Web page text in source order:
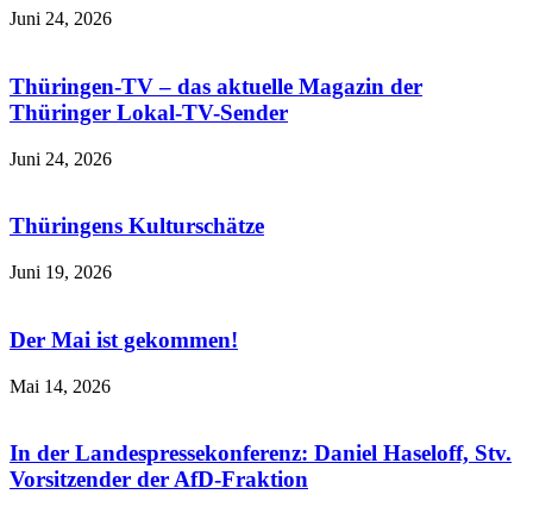
Juni 24, 2026
Thüringen-TV – das aktuelle Magazin der
Thüringer Lokal-TV-Sender
Juni 24, 2026
Thüringens Kulturschätze
Juni 19, 2026
Der Mai ist gekommen!
Mai 14, 2026
In der Landespressekonferenz: Daniel Haseloff, Stv.
Vorsitzender der AfD-Fraktion